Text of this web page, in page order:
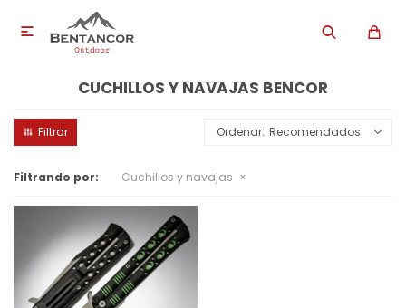

CUCHILLOS Y NAVAJAS BENCOR
Recomendados
Filtrando por: Cuchillos y navajas